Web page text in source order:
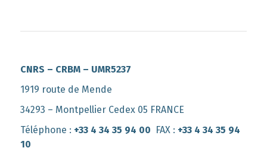
CNRS – CRBM – UMR5237
1919 route de Mende
34293 – Montpellier Cedex 05 FRANCE
Téléphone : +33 4 34 35 94 00 FAX : +33 4 34 35 94
10